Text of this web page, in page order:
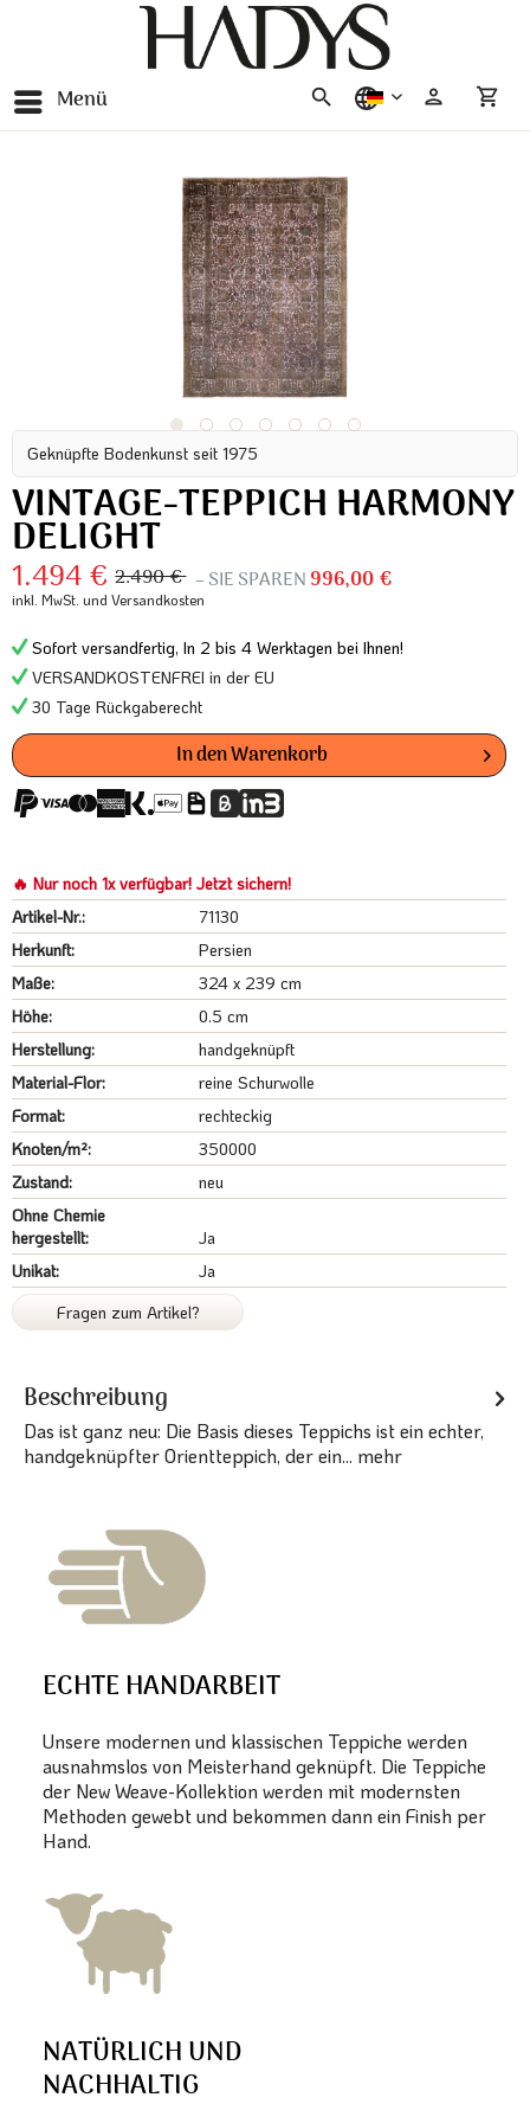
Menü deutsch
Geknüpfte Bodenkunst seit 1975
VINTAGE-TEPPICH HARMONY
DELIGHT
1.494 € 2.490 € – SIE SPAREN996,00 €
inkl. MwSt. und Versandkosten
Sofort versandfertig, In 2 bis 4 Werktagen bei Ihnen!
VERSANDKOSTENFREI in der EU
30 Tage Rückgaberecht
In denWarenkorb
🔥 Nur noch 1x verfügbar! Jetzt sichern!
Artikel-Nr.:
71130
Herkunft:
Persien
Maße:
324 x 239 cm
Höhe:
0.5 cm
Herstellung:
handgeknüpft
Material-Flor:
reine Schurwolle
Format:
rechteckig
Knoten/m²:
350000
Zustand:
neu
Ohne Chemie
hergestellt:
Ja
Unikat:
Ja
Fragen zum Artikel?
Beschreibung
Das ist ganz neu: Die Basis dieses Teppichs ist ein echter,
handgeknüpfter Orientteppich, der ein... mehr
ECHTE HANDARBEIT
Unsere modernen und klassischen Teppiche werden
ausnahmslos von Meisterhand geknüpft. Die Teppiche
der New Weave-Kollektion werden mit modernsten
Methoden gewebt und bekommen dann ein Finish per
Hand.
NATÜRLICH UND
NACHHALTIG